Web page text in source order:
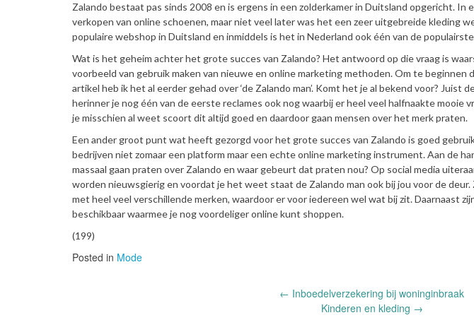
Zalando bestaat pas sinds 2008 en is ergens in een zolderkamer in Duitsland opgericht.
verkopen van online schoenen, maar niet veel later was het een zeer uitgebreide kleding
populaire webshop in Duitsland en inmiddels is het in Nederland ook één van de
Wat is het geheim achter het grote succes van Zalando? Het antwoord op die vraag is
voorbeeld van gebruik maken van nieuwe en online marketing methoden. Om te beginnen
artikel heb ik het al eerder gehad over ‘de Zalando man’. Komt het je al bekend voor? Juist
herinner je nog één van de eerste reclames ook nog waarbij er heel veel halfnaakte mooie
je misschien al weet scoort dit altijd goed en daardoor gaan mensen over het merk praten.
Een ander groot punt wat heeft gezorgd voor het grote succes van Zalando is goed
bedrijven niet zomaar een platform maar een echte online marketing instrument. Aan de
massaal gaan praten over Zalando en waar gebeurt dat praten nou? Op social media
worden nieuwsgierig en voordat je het weet staat de Zalando man ook bij jou voor de
met heel veel verschillende merken, waardoor er voor iedereen wel wat bij zit. Daarnaast
beschikbaar waarmee je nog voordeliger online kunt shoppen.
(199)
Posted in Mode
← Inboedelverzekering bij woninginbraak
Kinderen en kleding →